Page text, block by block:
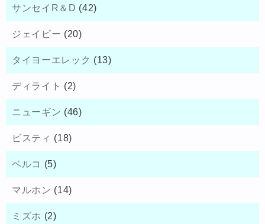
サンセイR＆D (42)
ジェイビー (20)
タイヨーエレック (13)
ディライト (2)
ニューギン (46)
ビスティ (18)
ベルコ (5)
マルホン (14)
ミズホ (2)